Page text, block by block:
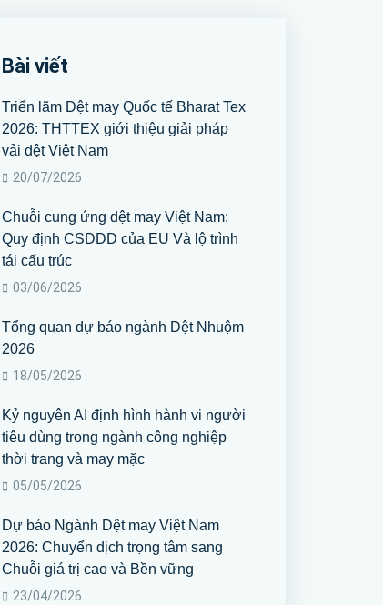
Bài viết
Triển lãm Dệt may Quốc tế Bharat Tex
2026: THTTEX giới thiệu giải pháp
vải dệt Việt Nam
20/07/2026
Chuỗi cung ứng dệt may Việt Nam:
Quy định CSDDD của EU Và lộ trình
tái cấu trúc
03/06/2026
Tổng quan dự báo ngành Dệt Nhuộm
2026
18/05/2026
Kỷ nguyên AI định hình hành vi người
tiêu dùng trong ngành công nghiệp
thời trang và may mặc
05/05/2026
Dự báo Ngành Dệt may Việt Nam
2026: Chuyển dịch trọng tâm sang
Chuỗi giá trị cao và Bền vững
23/04/2026